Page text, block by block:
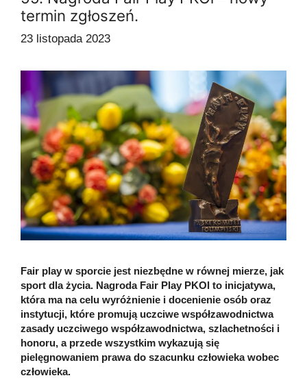
termin zgłoszeń.
23 listopada 2023
Fair play w sporcie jest niezbędne w równej mierze, jak
sport dla życia. Nagroda Fair Play PKOl to inicjatywa,
która ma na celu wyróżnienie i docenienie osób oraz
instytucji, które promują uczciwe współzawodnictwa
zasady uczciwego współzawodnictwa, szlachetności i
honoru, a przede wszystkim wykazują się
pielęgnowaniem prawa do szacunku człowieka wobec
człowieka.